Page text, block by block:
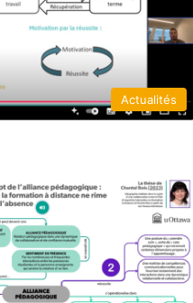
Actualités